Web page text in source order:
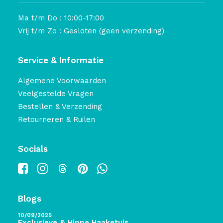
Ma t/m Do : 10:00-17:00
Vrij t/m Zo : Gesloten (geen verzending)
Service & Informatie
Algemene Voorwaarden
Veelgestelde Vragen
Bestellen & Verzending
Retourneren & Ruilen
Socials
Blogs
10/09/2025